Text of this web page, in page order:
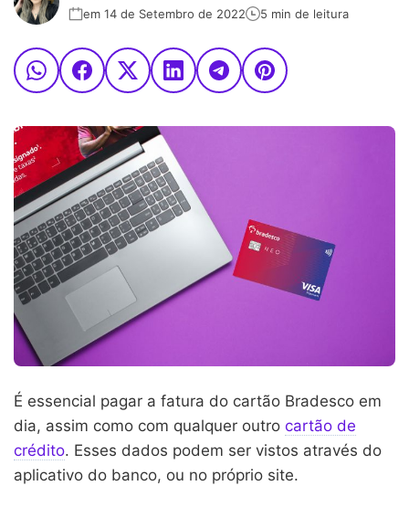
em 14 de Setembro de 2022 5 min de leitura
É essencial pagar a fatura do cartão Bradesco em
dia, assim como com qualquer outro cartão de
crédito. Esses dados podem ser vistos através do
aplicativo do banco, ou no próprio site.